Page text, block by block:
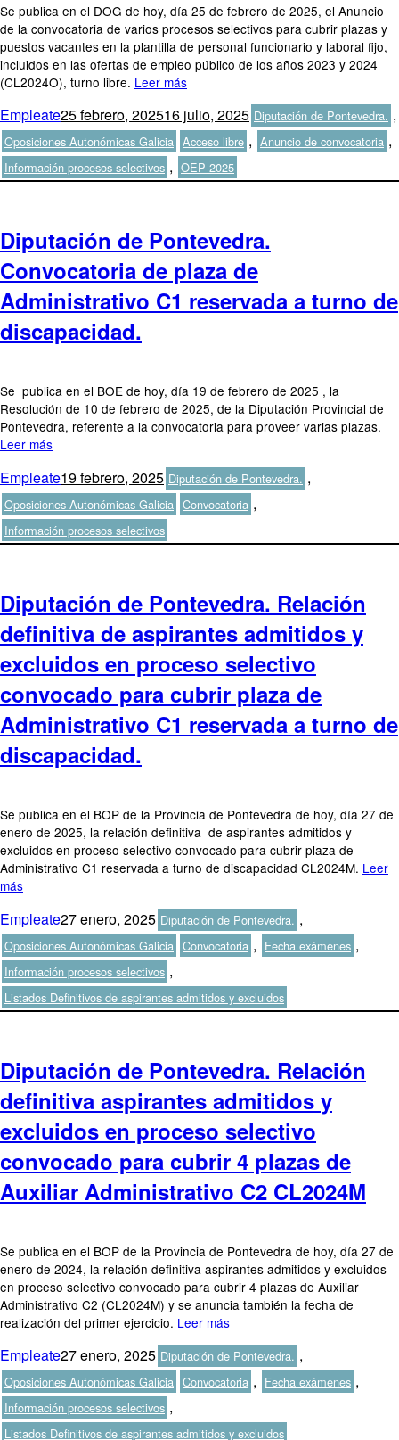
Se publica en el DOG de hoy, día 25 de febrero de 2025, el Anuncio
de la convocatoria de varios procesos selectivos para cubrir plazas y
puestos vacantes en la plantilla de personal funcionario y laboral fijo,
incluidos en las ofertas de empleo público de los años 2023 y 2024
(CL2024O), turno libre. Leer más
Autor
EmpleatePublicado
el
25 febrero, 202516 julio, 2025Categorías
Diputación de Pontevedra. ,
Oposiciones Autonómicas Galicia Etiquetas
Acceso libre , Anuncio de convocatoria ,
Información procesos selectivos , OEP 2025
Diputación de Pontevedra.
Convocatoria de plaza de
Administrativo C1 reservada a turno de
discapacidad.
Se publica en el BOE de hoy, día 19 de febrero de 2025 , la
Resolución de 10 de febrero de 2025, de la Diputación Provincial de
Pontevedra, referente a la convocatoria para proveer varias plazas.
Leer más
Autor
EmpleatePublicado
el
19 febrero, 2025Categorías
Diputación de Pontevedra. ,
Oposiciones Autonómicas Galicia Etiquetas
Convocatoria ,
Información procesos selectivos
Diputación de Pontevedra. Relación
definitiva de aspirantes admitidos y
excluidos en proceso selectivo
convocado para cubrir plaza de
Administrativo C1 reservada a turno de
discapacidad.
Se publica en el BOP de la Provincia de Pontevedra de hoy, día 27 de
enero de 2025, la relación definitiva de aspirantes admitidos y
excluidos en proceso selectivo convocado para cubrir plaza de
Administrativo C1 reservada a turno de discapacidad CL2024M. Leer
más
Autor
EmpleatePublicado
el
27 enero, 2025Categorías
Diputación de Pontevedra. ,
Oposiciones Autonómicas Galicia Etiquetas
Convocatoria , Fecha exámenes ,
Información procesos selectivos ,
Listados Definitivos de aspirantes admitidos y excluidos
Diputación de Pontevedra. Relación
definitiva aspirantes admitidos y
excluidos en proceso selectivo
convocado para cubrir 4 plazas de
Auxiliar Administrativo C2 CL2024M
Se publica en el BOP de la Provincia de Pontevedra de hoy, día 27 de
enero de 2024, la relación definitiva aspirantes admitidos y excluidos
en proceso selectivo convocado para cubrir 4 plazas de Auxiliar
Administrativo C2 (CL2024M) y se anuncia también la fecha de
realización del primer ejercicio. Leer más
Autor
EmpleatePublicado
el
27 enero, 2025Categorías
Diputación de Pontevedra. ,
Oposiciones Autonómicas Galicia Etiquetas
Convocatoria , Fecha exámenes ,
Información procesos selectivos ,
Listados Definitivos de aspirantes admitidos y excluidos